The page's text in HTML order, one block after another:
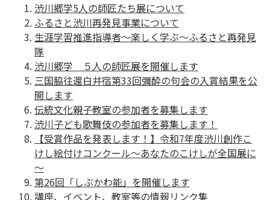
渋川郷学5人の師匠たち展について
ふるさと渋川再発見事業について
生涯学習推進指導者～楽しく学ぶ～ふるさと再発見
隊
渋川郷学 ５人の師匠展を開催します
三国脇往還白井宿第33回彌酔の句会の入賞結果を公
開します
伝統文化親子教室の参加者を募集します
渋川子ども歌舞伎の参加者を募集します！
【受賞作品を発表します！】令和7年度渋川創作こ
けし絵付けコンクール～あなたのこけしが全国展に
～
第26回「しぶかわ能」を開催します
講座、イベント、教室等の情報リンク集